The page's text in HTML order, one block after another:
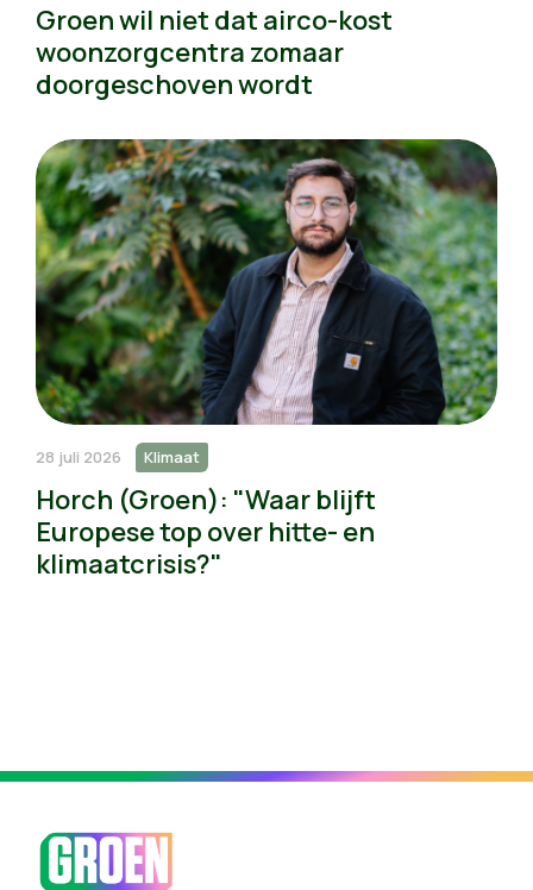
Groen wil niet dat airco-kost
woonzorgcentra zomaar
doorgeschoven wordt
28 juli 2026 Klimaat
Horch (Groen): "Waar blijft
Europese top over hitte- en
klimaatcrisis?"